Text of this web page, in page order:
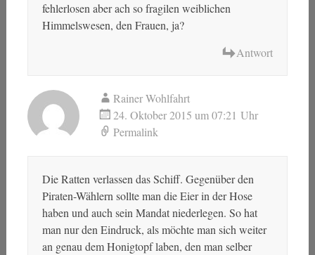
fehlerlosen aber ach so fragilen weiblichen
Himmelswesen, den Frauen, ja?
Antwort
Rainer Wohlfahrt
24. Oktober 2015 um 07:21 Uhr
Permalink
Die Ratten verlassen das Schiff. Gegenüber den
Piraten-Wählern sollte man die Eier in der Hose
haben und auch sein Mandat niederlegen. So hat
man nur den Eindruck, als möchte man sich weiter
an genau dem Honigtopf laben, den man selber